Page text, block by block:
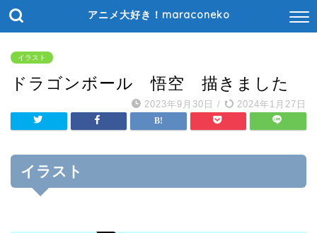
アニメ大好き！maraconeko
イラスト
ドラゴンボール 悟空 描きました
2023年9月30日 / 2024年1月27日
イラスト